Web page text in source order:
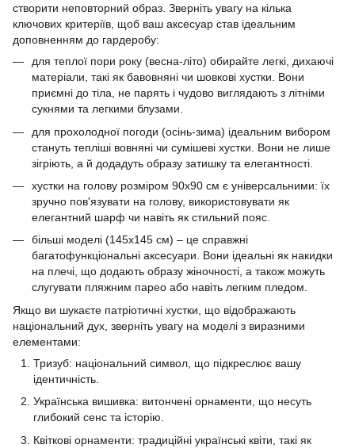
створити неповторний образ. Зверніть увагу на кілька
ключових критеріїв, щоб ваш аксесуар став ідеальним
доповненням до гардеробу:
для теплої пори року (весна-літо) обирайте легкі, дихаючі
матеріали, такі як бавовняні чи шовкові хустки. Вони
приємні до тіла, не парять і чудово виглядають з літніми
сукнями та легкими блузами.
для прохолодної погоди (осінь-зима) ідеальним вибором
стануть тепліші вовняні чи сумішеві хустки. Вони не лише
зігріють, а й додадуть образу затишку та елегантності.
хустки на голову розміром 90х90 см є універсальними: їх
зручно пов'язувати на голову, використовувати як
елегантний шарф чи навіть як стильний пояс.
більші моделі (145х145 см) – це справжні
багатофункціональні аксесуари. Вони ідеальні як накидки
на плечі, що додають образу жіночності, а також можуть
слугувати пляжним парео або навіть легким пледом.
Якщо ви шукаєте патріотичні хустки, що відображають
національний дух, зверніть увагу на моделі з виразними
елементами:
Тризуб: національний символ, що підкреслює вашу
ідентичність.
Українська вишивка: витончені орнаменти, що несуть
глибокий сенс та історію.
Квіткові орнаменти: традиційні українські квіти, такі як